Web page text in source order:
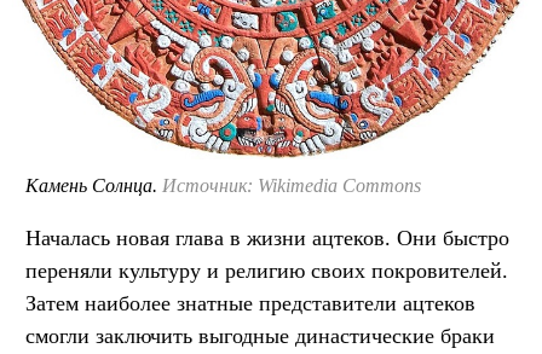
Камень Солнца. Источник: Wikimedia Commons
Началась новая глава в жизни ацтеков. Они быстро
переняли культуру и религию своих покровителей.
Затем наиболее знатные представители ацтеков
смогли заключить выгодные династические браки